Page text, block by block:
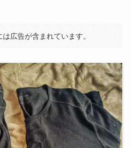
広告が含まれています。